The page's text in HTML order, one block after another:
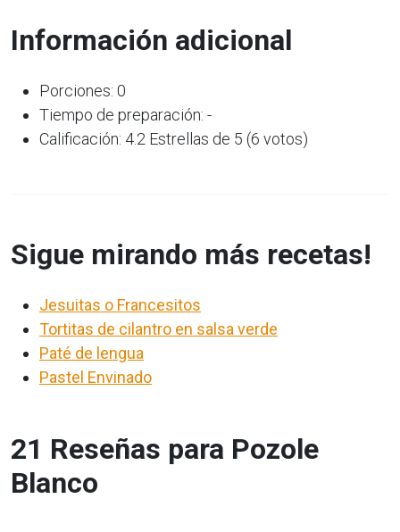
Información adicional
Porciones: 0
Tiempo de preparación: -
Calificación: 4.2 Estrellas de 5 (6 votos)
Sigue mirando más recetas!
Jesuitas o Francesitos
Tortitas de cilantro en salsa verde
Paté de lengua
Pastel Envinado
21 Reseñas para Pozole
Blanco